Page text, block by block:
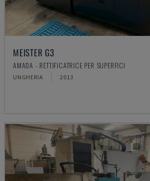
MEISTER G3
AMADA - RETTIFICATRICE PER SUPERFICI
UNGHERIA 2013